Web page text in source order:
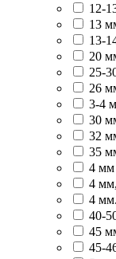
12-
13
13-
20
25-
26
3-4
30
32
35
4 мм
4
4 мм.
40-
45
45-